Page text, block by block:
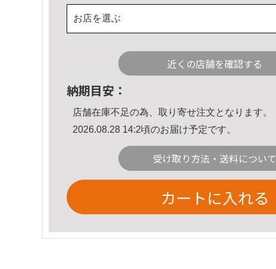
お店を選ぶ
近くの店舗を確認する
納期目安：
店舗在庫不足の為、取り寄せ注文となります。
2026.08.28 14:2頃のお届け予定です。
受け取り方法・送料について
カートに入れる